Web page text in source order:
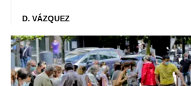
D. VÁZQUEZ